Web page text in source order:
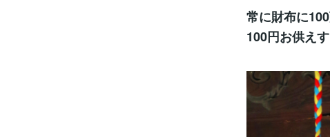
常に財布に
100円お供え